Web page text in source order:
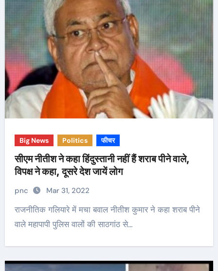
Big News Politics फीचर
सीएम नीतीश ने कहा हिंदुस्तानी नहीं हैं शराब पीने वाले,
विपक्ष ने कहा, दूसरे देश जायें लोग
pnc Mar 31, 2022
राजनीतिक गलियारे में मचा बवाल नीतीश कुमार ने कहा शराब पीने
वाले महापापी पुलिस वालों की साठगांठ से…